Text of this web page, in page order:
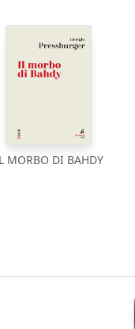
MORBO DI BAHDY